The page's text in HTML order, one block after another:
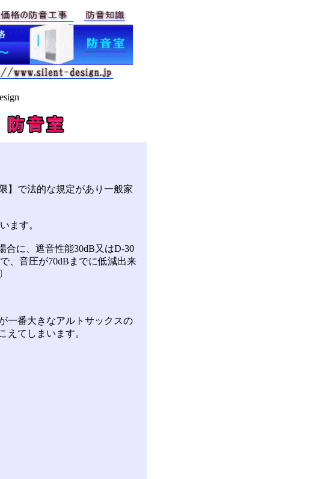
】で法的な規定があり一般家
ます。
合に、遮音性能30dB又はD-30
、音圧が70dBまでに低減出来
一番大きなアルトサックスの
えてしまいます。